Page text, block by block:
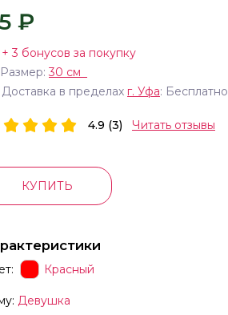
₽
+3 бонусов за покупку
Размер:30 см
Доставка в пределах г. Уфа: Бесплатно
4.9 (3) Читать отзывы
КУПИТЬ
Красный
Девушка